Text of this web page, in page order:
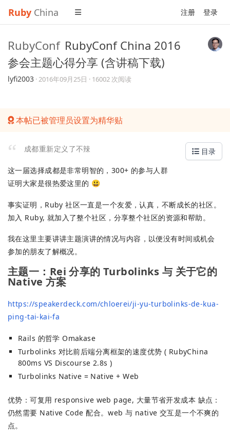
Ruby China 注册 登录
RubyConf RubyConf China 2016
参会主题心得分享 (含讲稿下载)
lyfi2003 ·2016年09月25日 · 16002 次阅读
本帖已被管理员设置为精华贴
目录
成都重新定义了不辣
这一届选择成都是非常明智的，300+ 的参与人群
证明大家是很热爱这里的 😃
事实证明，Ruby 社区一直是一个友爱，认真，不断成长的社区。
加入 Ruby, 就加入了整个社区，分享整个社区的资源和帮助。
我在这里主要讲讲主题演讲的情况与内容，以便没有时间或机会
参加的朋友了解概况。
主题一：Rei 分享的 Turbolinks 与 关于它的
Native 方案
https://speakerdeck.com/chloerei/ji-yu-turbolinks-de-kua-
ping-tai-kai-fa
Rails 的哲学 Omakase
Turbolinks 对比前后端分离框架的速度优势 ( RubyChina
800ms VS Discourse 2.8s )
Turbolinks Native = Native + Web
优势：可复用 responsive web page, 大量节省开发成本 缺点：
仍然需要 Native Code 配合。web 与 native 交互是一个不爽的
点。